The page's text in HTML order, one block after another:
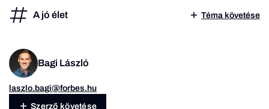
A jó élet Téma követése
Bagi László
laszlo.bagi@forbes.hu
Szerző követése